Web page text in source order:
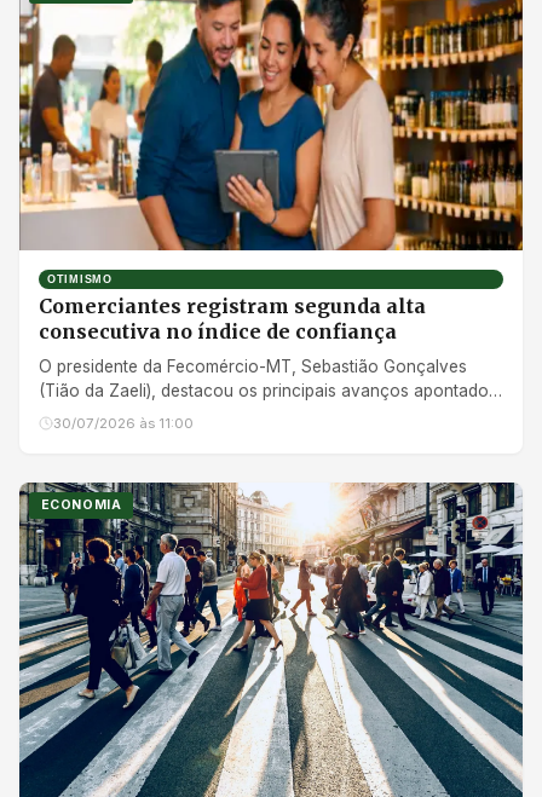
OTIMISMO
Comerciantes registram segunda alta
consecutiva no índice de confiança
O presidente da Fecomércio-MT, Sebastião Gonçalves
(Tião da Zaeli), destacou os principais avanços apontados
pelo levantamento, ressaltando o aquecimento das
30/07/2026 às 11:00
ECONOMIA